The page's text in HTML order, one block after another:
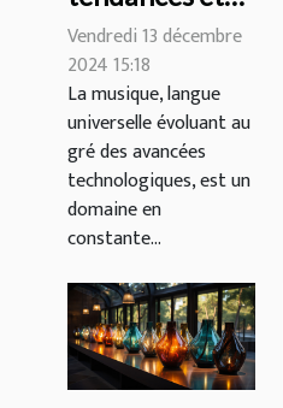
innovations
dans le
domaine de la
musique
Vendredi 13 décembre
2024 15:18
La musique, langue
universelle évoluant au
gré des avancées
technologiques, est un
domaine en
constante...